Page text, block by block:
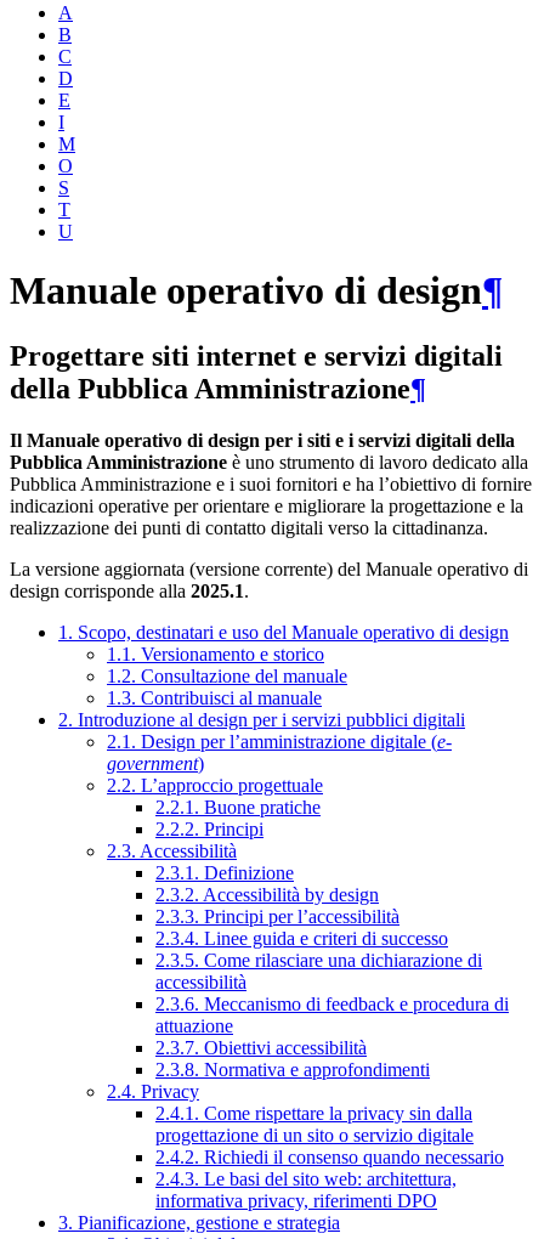
A
B
C
D
E
I
M
O
S
T
U
Manuale operativo di design¶
Progettare siti internet e servizi digitali
della Pubblica Amministrazione¶
Il Manuale operativo di design per i siti e i servizi digitali della
Pubblica Amministrazione è uno strumento di lavoro dedicato alla
Pubblica Amministrazione e i suoi fornitori e ha l’obiettivo di fornire
indicazioni operative per orientare e migliorare la progettazione e la
realizzazione dei punti di contatto digitali verso la cittadinanza.
La versione aggiornata (versione corrente) del Manuale operativo di
design corrisponde alla 2025.1.
1. Scopo, destinatari e uso del Manuale operativo di design
1.1. Versionamento e storico
1.2. Consultazione del manuale
1.3. Contribuisci al manuale
2. Introduzione al design per i servizi pubblici digitali
2.1. Design per l’amministrazione digitale (e-
government)
2.2. L’approccio progettuale
2.2.1. Buone pratiche
2.2.2. Principi
2.3. Accessibilità
2.3.1. Definizione
2.3.2. Accessibilità by design
2.3.3. Principi per l’accessibilità
2.3.4. Linee guida e criteri di successo
2.3.5. Come rilasciare una dichiarazione di
accessibilità
2.3.6. Meccanismo di feedback e procedura di
attuazione
2.3.7. Obiettivi accessibilità
2.3.8. Normativa e approfondimenti
2.4. Privacy
2.4.1. Come rispettare la privacy sin dalla
progettazione di un sito o servizio digitale
2.4.2. Richiedi il consenso quando necessario
2.4.3. Le basi del sito web: architettura,
informativa privacy, riferimenti DPO
3. Pianificazione, gestione e strategia